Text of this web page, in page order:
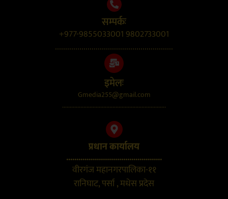
सम्पर्कः
+977-9855033001 9802733001
..........................................................
इमेलः
Gmedia255@gmail.com
....................................................................
प्रधान कार्यालय
...............................................
वीरगंज महानगरपालिका-११
रानिघाट, पर्सा , मधेस प्रदेस